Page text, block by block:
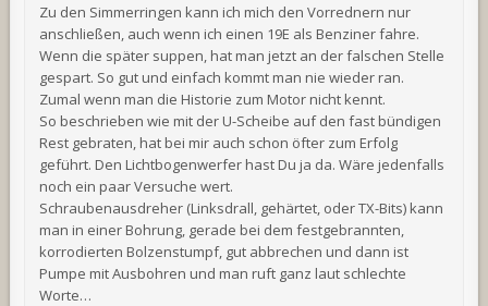
Zu den Simmerringen kann ich mich den Vorrednern nur
anschließen, auch wenn ich einen 19E als Benziner fahre.
Wenn die später suppen, hat man jetzt an der falschen Stelle
gespart. So gut und einfach kommt man nie wieder ran.
Zumal wenn man die Historie zum Motor nicht kennt.
So beschrieben wie mit der U-Scheibe auf den fast bündigen
Rest gebraten, hat bei mir auch schon öfter zum Erfolg
geführt. Den Lichtbogenwerfer hast Du ja da. Wäre jedenfalls
noch ein paar Versuche wert.
Schraubenausdreher (Linksdrall, gehärtet, oder TX-Bits) kann
man in einer Bohrung, gerade bei dem festgebrannten,
korrodierten Bolzenstumpf, gut abbrechen und dann ist
Pumpe mit Ausbohren und man ruft ganz laut schlechte
Worte…